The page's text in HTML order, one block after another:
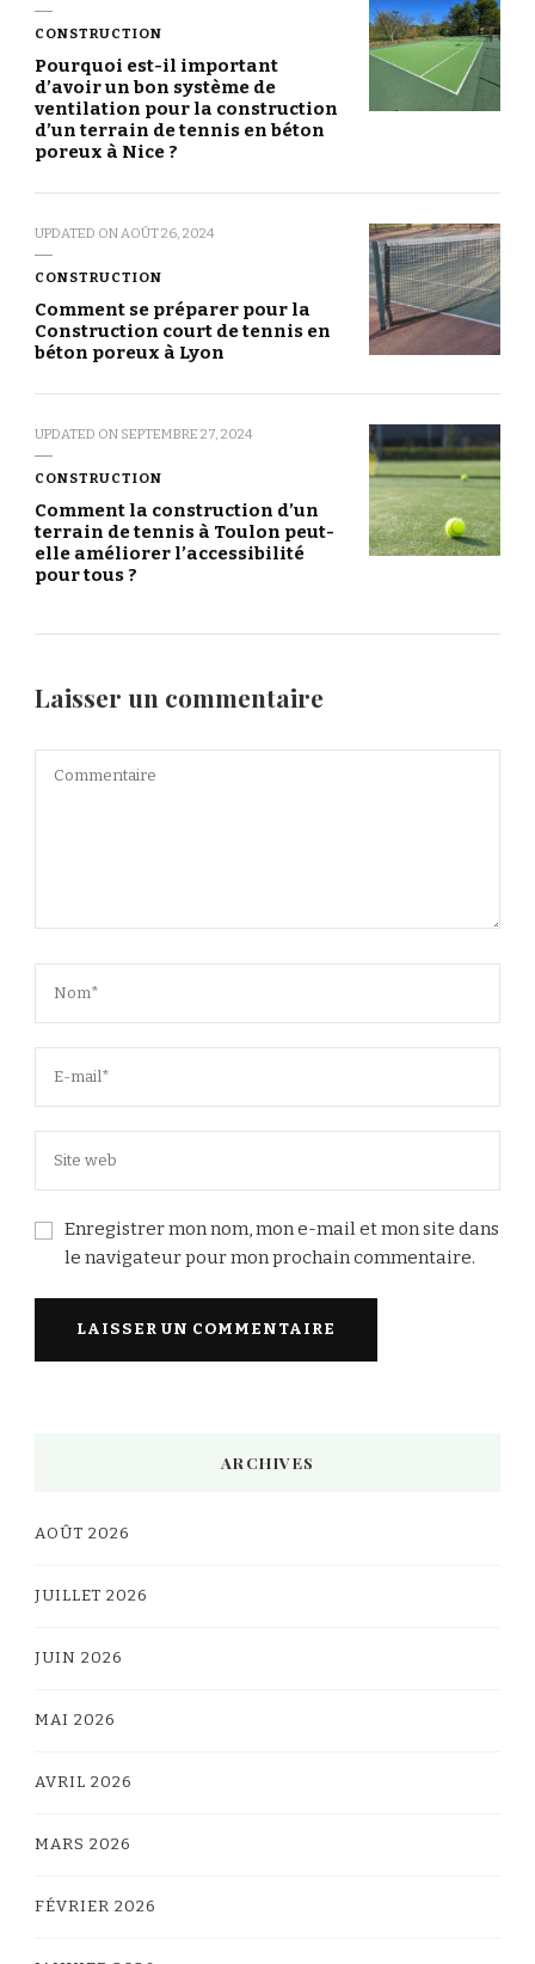
CONSTRUCTION
Pourquoi est-il important
d’avoir un bon système de
ventilation pour la construction
d’un terrain de tennis en béton
poreux à Nice ?
UPDATED ONAOÛT 26, 2024
CONSTRUCTION
Comment se préparer pour la
Construction court de tennis en
béton poreux à Lyon
UPDATED ON SEPTEMBRE 27, 2024
CONSTRUCTION
Comment la construction d’un
terrain de tennis à Toulon peut-
elle améliorer l’accessibilité
pour tous ?
Laisser un commentaire
Enregistrer mon nom, mon e-mail et mon site dans
le navigateur pour mon prochain commentaire.
ARCHIVES
AOÛT 2026
JUILLET 2026
JUIN 2026
MAI 2026
AVRIL 2026
MARS 2026
FÉVRIER 2026